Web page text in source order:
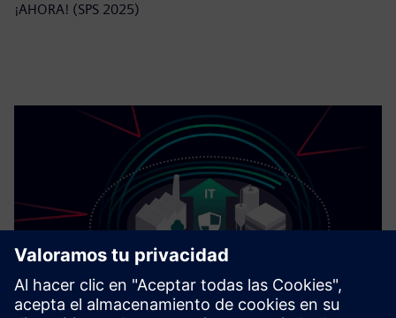
¡AHORA! (SPS 2025)